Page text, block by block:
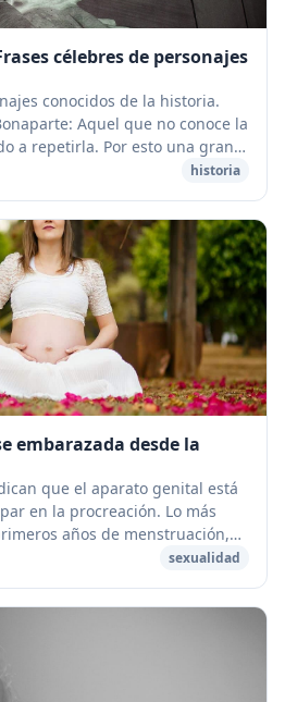
célebres de personajes
conocidos de la historia.
Aquel que no conoce la
a repetirla. Por esto una gran
importa...
historia
embarazada desde la
que el aparato genital está
en la procreación. Lo más
años de menstruación,
de la emis...
sexualidad